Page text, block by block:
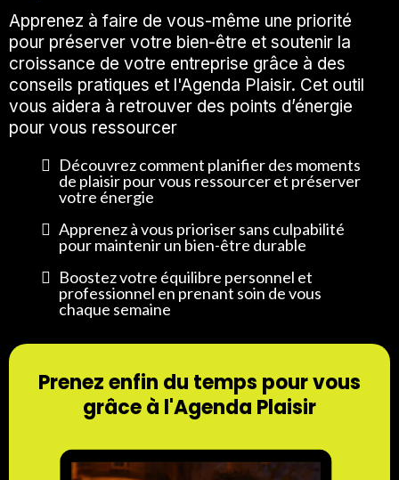
Apprenez à faire de vous-même une priorité
pour préserver votre bien-être et soutenir la
croissance de votre entreprise grâce à des
conseils pratiques et l'Agenda Plaisir. Cet outil
vous aidera à retrouver des points d’énergie
pour vous ressourcer
Découvrez comment planifier des moments
de plaisir pour vous ressourcer et préserver
votre énergie
Apprenez à vous prioriser sans culpabilité
pour maintenir un bien-être durable
Boostez votre équilibre personnel et
professionnel en prenant soin de vous
chaque semaine
Prenez enfin du temps pour vous
grâce à l'Agenda Plaisir